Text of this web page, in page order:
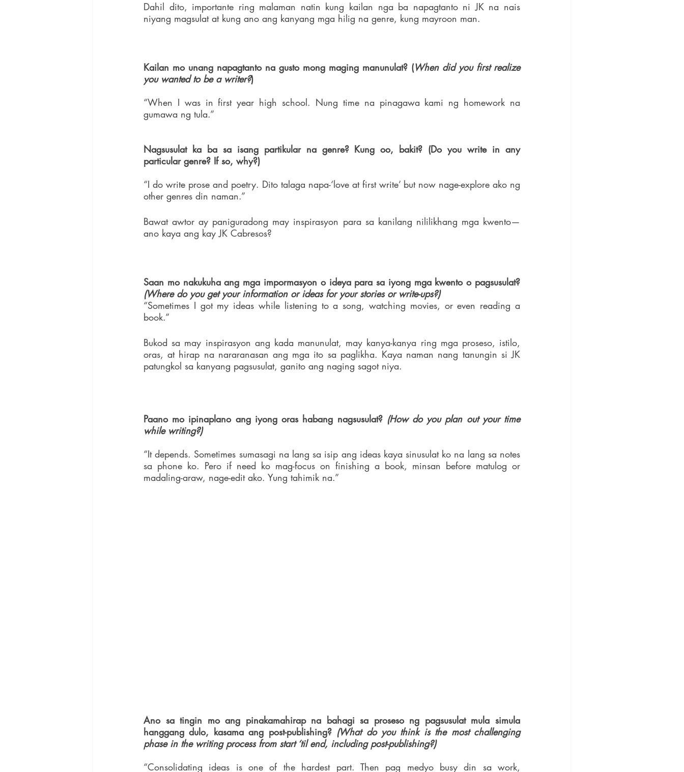
Dahil dito, importante ring malaman natin kung kailan nga ba napagtanto ni JK na nais
niyang magsulat at kung ano ang kanyang mga hilig na genre, kung mayroon man.
Kailan mo unang napagtanto na gusto mong maging manunulat? (When did you first realize
you wanted to be a writer?)
“When I was in first year high school. Nung time na pinagawa kami ng homework na
gumawa ng tula.”
Nagsusulat ka ba sa isang partikular na genre? Kung oo, bakit? (Do you write in any
particular genre? If so, why?)
“I do write prose and poetry. Dito talaga napa-‘love at first write’ but now nage-explore ako ng
other genres din naman.”
Bawat awtor ay paniguradong may inspirasyon para sa kanilang nililikhang mga kwento—
ano kaya ang kay JK Cabresos?
(Where do you get your information or ideas for your stories or write-ups?)
“Sometimes I got my ideas while listening to a song, watching movies, or even reading a
book.”
Bukod sa may inspirasyon ang kada manunulat, may kanya-kanya ring mga proseso, istilo,
oras, at hirap na nararanasan ang mga ito sa paglikha. Kaya naman nang tanungin si JK
patungkol sa kanyang pagsusulat, ganito ang naging sagot niya.
Paano mo ipinaplano ang iyong oras habang nagsusulat? (How do you plan out your time
while writing?)
“It depends. Sometimes sumasagi na lang sa isip ang ideas kaya sinusulat ko na lang sa notes
sa phone ko. Pero if need ko mag-focus on finishing a book, minsan before matulog or
madaling-araw, nage-edit ako. Yung tahimik na.”
Ano sa tingin mo ang pinakamahirap na bahagi sa proseso ng pagsusulat mula simula
hanggang dulo, kasama ang post-publishing? (What do you think is the most challenging
phase in the writing process from start ‘til end, including post-publishing?)
“Consolidating ideas is one of the hardest part. Then pag medyo busy din sa work,